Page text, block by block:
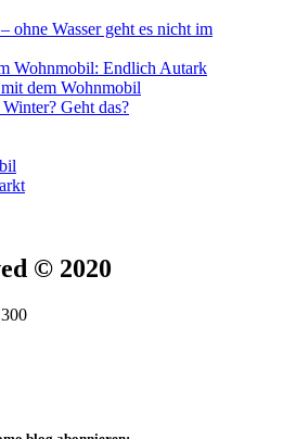
ohne Wasser geht es nicht im
Wohnmobil: Endlich Autark
dem Wohnmobil
Geht das?
© 2020